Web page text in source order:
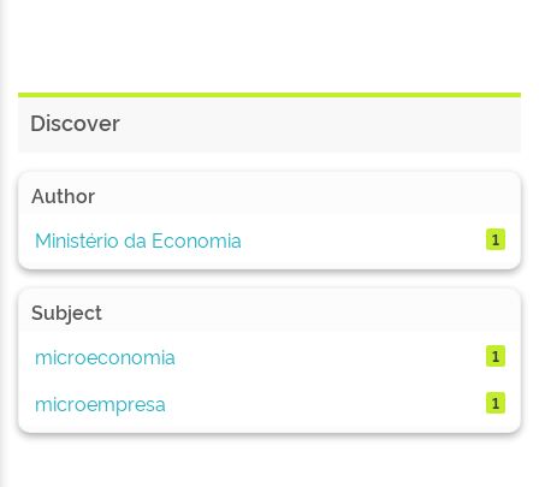
Discover
Author
Ministério da Economia
1
Subject
microeconomia
1
microempresa 1